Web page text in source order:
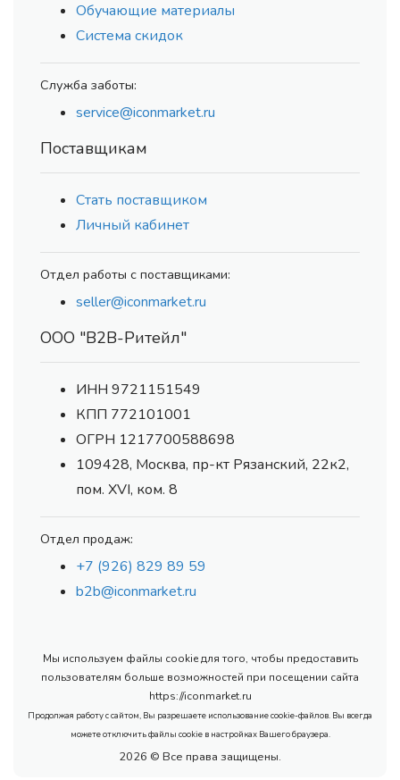
Обучающие материалы
Система скидок
Служба заботы:
service@iconmarket.ru
Поставщикам
Стать поставщиком
Личный кабинет
Отдел работы с поставщиками:
seller@iconmarket.ru
ООО "В2В-Ритейл"
ИНН 9721151549
КПП 772101001
ОГРН 1217700588698
109428, Москва, пр-кт Рязанский, 22к2,
пом. XVI, ком. 8
Отдел продаж:
+7 (926) 829 89 59
b2b@iconmarket.ru
Мы используем файлы cookie для того, чтобы предоставить
пользователям больше возможностей при посещении сайта
https://iconmarket.ru
Продолжая работу с сайтом, Вы разрешаете использование cookie-файлов. Вы всегда
можете отключить файлы cookie в настройках Вашего браузера.
2026 © Все права защищены.